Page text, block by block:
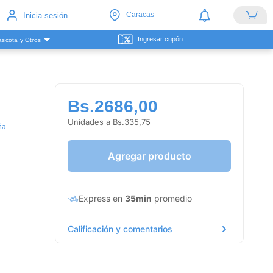
Inicia sesión Caracas
y Otros Ingresar cupón
Bs.2686,00
Unidades a Bs.335,75
Agregar producto
Express en 35min promedio
Calificación y comentarios